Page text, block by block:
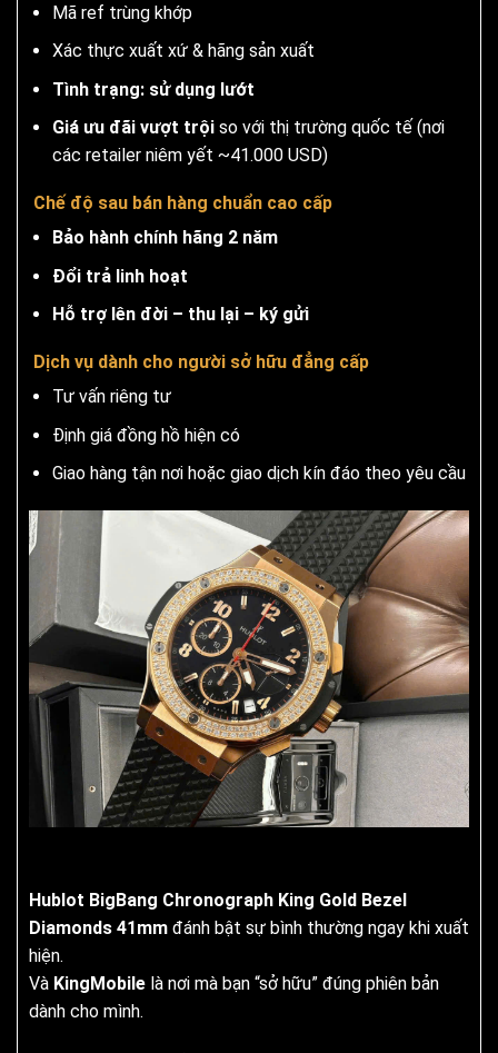
Mã ref trùng khớp
Xác thực xuất xứ & hãng sản xuất
Tình trạng: sử dụng lướt
Giá ưu đãi vượt trộiso với thị trường quốc tế (nơi
các retailer niêm yết ~41.000 USD)
Chế độ sau bán hàng chuẩn cao cấp
Bảo hành chính hãng 2 năm
Đổi trả linh hoạt
Hỗ trợ lên đời – thu lại – ký gửi
Dịch vụ dành cho người sở hữu đẳng cấp
Tư vấn riêng tư
Định giá đồng hồ hiện có
Giao hàng tận nơi hoặc giao dịch kín đáo theo yêu cầu
Hublot BigBang Chronograph King Gold Bezel
Diamonds 41mm đánh bật sự bình thường ngay khi xuất
hiện.
Và KingMobile là nơi mà bạn “sở hữu” đúng phiên bản
dành cho mình.